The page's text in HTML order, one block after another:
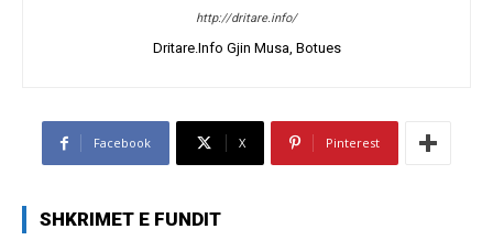
http://dritare.info/
Dritare.Info Gjin Musa, Botues
Facebook X Pinterest
SHKRIMET E FUNDIT